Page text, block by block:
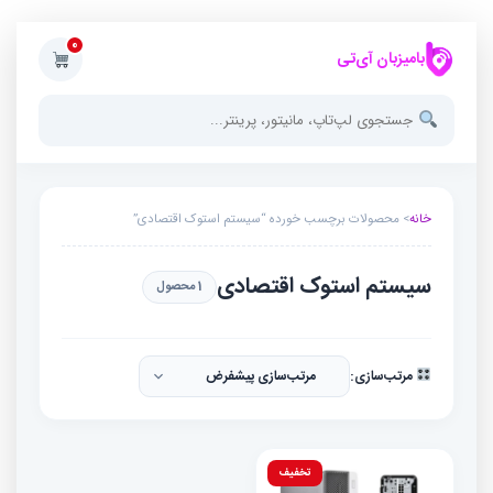
بامیزبان آی‌تی
0
خانه> محصولات برچسب خورده “سیستم استوک اقتصادی”
سیستم استوک اقتصادی 1 محصول
مرتب‌سازی:
تخفیف